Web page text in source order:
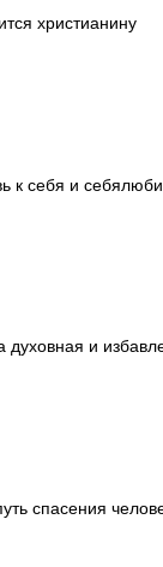
христианину
к себя и
и
спасения